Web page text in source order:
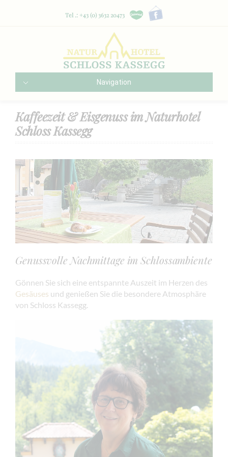
Tel .: +43 (0) 3632 20473
Navigation
Kaffeezeit & Eisgenuss im Naturhotel
Schloss Kassegg
Genussvolle Nachmittage im Schlossambiente
Gönnen Sie sich eine entspannte Auszeit im Herzen des
Gesäuses und genießen Sie die besondere Atmosphäre
von Schloss Kassegg.